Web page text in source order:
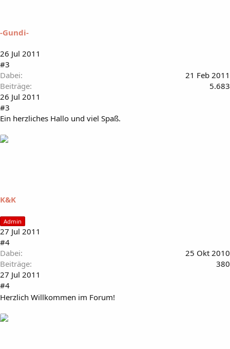
-Gundi-
26 Jul 2011
#3
Dabei
21 Feb 2011
Beiträge
5.683
26 Jul 2011
#3
Ein herzliches Hallo und viel Spaß.
K&K
Admin
27 Jul 2011
#4
Dabei
25 Okt 2010
Beiträge
380
27 Jul 2011
#4
Herzlich Willkommen im Forum!